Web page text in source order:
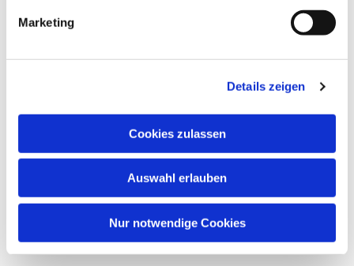
Marketing
Details zeigen
Cookies zulassen
Auswahl erlauben
Nur notwendige Cookies